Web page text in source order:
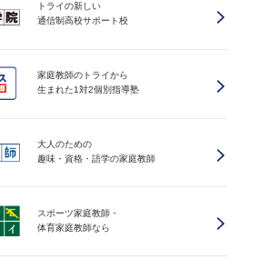
トライの新しい
通信制高校サポート校
家庭教師のトライから
生まれた1対2個別指導塾
大人のための
趣味・資格・語学の家庭教師
スポーツ家庭教師・
体育家庭教師なら